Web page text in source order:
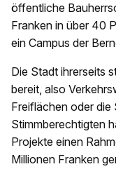
öffentliche
Franken in über 40
ein Campus der
Die Stadt ihrerseits
bereit, also
Freiflächen oder die
Stimmberechtigten
Projekte einen
Millionen Franken